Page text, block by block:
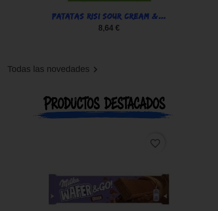
PATATAS RISI SOUR CREAM &...
8,64 €
Todas las novedades 
favorite_border